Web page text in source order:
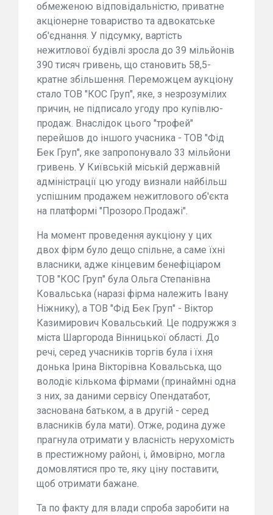
обмеженою відповідальністю, приватне
акціонерне товариство та адвокатське
об'єднання. У підсумку, вартість
нежитлової будівлі зросла до 39 мільйонів
390 тисяч гривень, що становить 58,5-
кратне збільшення. Переможцем аукціону
стало ТОВ "КОС Груп", яке, з незрозумілих
причин, не підписало угоду про купівлю-
продаж. Внаслідок цього "трофей"
перейшов до іншого учасника - ТОВ "Фід
Бек Груп", яке запропонувало 33 мільйони
гривень. У Київській міській державній
адміністрації цю угоду визнали найбільш
успішним продажем нежитлового об'єкта
на платформі "Прозоро.Продажі".
На момент проведення аукціону у цих
двох фірм було дещо спільне, а саме їхні
власники, адже кінцевим бенефіціаром
ТОВ "КОС Груп" була Ольга Степанівна
Ковальська (наразі фірма належить Івану
Ніжнику), а ТОВ "Фід Бек Груп" - Віктор
Казимирович Ковальський. Це подружжя з
міста Шаргорода Вінницької області. До
речі, серед учасників торгів була і їхня
донька Ірина Вікторівна Ковальська, що
володіє кількома фірмами (принаймні одна
з них, за даними сервісу Опендатабот,
заснована батьком, а в другій - серед
власників була мати). Отже, родина дуже
прагнула отримати у власність нерухомість
в престижному районі, і, ймовірно, могла
домовлятися про те, яку ціну поставити,
щоб отримати бажане.
Та по факту для влади спроба заробити на